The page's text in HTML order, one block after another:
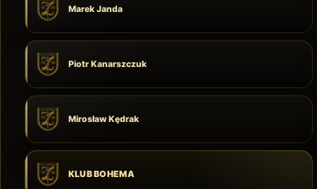
Marek Janda
Piotr Kanarszczuk
Mirosław Kędrak
KLUB BOHEMA